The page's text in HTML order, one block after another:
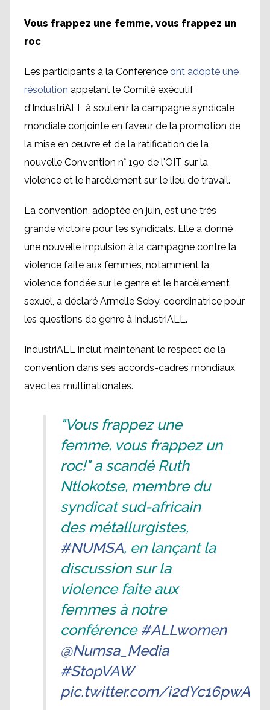
Vous frappez une femme, vous frappez un
roc
Les participants à la Conference ont adopté une
résolution appelant le Comité exécutif
d'IndustriALL à soutenir la campagne syndicale
mondiale conjointe en faveur de la promotion de
la mise en œuvre et de la ratification de la
nouvelle Convention n° 190 de l'OIT sur la
violence et le harcèlement sur le lieu de travail.
La convention, adoptée en juin, est une très
grande victoire pour les syndicats. Elle a donné
une nouvelle impulsion à la campagne contre la
violence faite aux femmes, notamment la
violence fondée sur le genre et le harcèlement
sexuel, a déclaré Armelle Seby, coordinatrice pour
les questions de genre à IndustriALL.
IndustriALL inclut maintenant le respect de la
convention dans ses accords-cadres mondiaux
avec les multinationales.
"Vous frappez une
femme, vous frappez un
roc!" a scandé Ruth
Ntlokotse, membre du
syndicat sud-africain
des métallurgistes,
#NUMSA, en lançant la
discussion sur la
violence faite aux
femmes à notre
conférence #ALLwomen
@Numsa_Media
#StopVAW
pic.twitter.com/i2dYc16pwA